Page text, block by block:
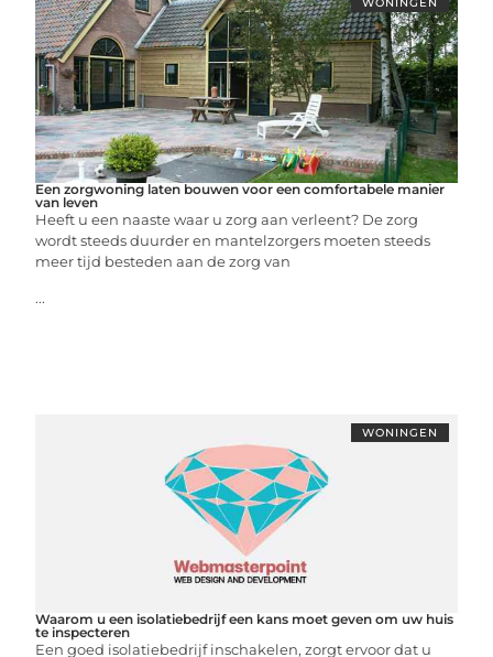
Een zorgwoning laten bouwen voor een comfortabele manier
van leven
Heeft u een naaste waar u zorg aan verleent? De zorg
wordt steeds duurder en mantelzorgers moeten steeds
meer tijd besteden aan de zorg van
...
WONINGEN
Waarom u een isolatiebedrijf een kans moet geven om uw huis
te inspecteren
Een goed isolatiebedrijf inschakelen, zorgt ervoor dat u